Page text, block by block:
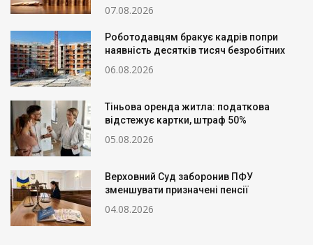
07.08.2026
Роботодавцям бракує кадрів попри
наявність десятків тисяч безробітних
06.08.2026
Тіньова оренда житла: податкова
відстежує картки, штраф 50%
05.08.2026
Верховний Суд заборонив ПФУ
зменшувати призначені пенсії
04.08.2026